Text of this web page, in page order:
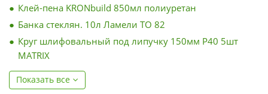
Клей-пена KRONbuild 850мл полиуретан
Банка стеклян. 10л Ламели ТО 82
Круг шлифовальный под липучку 150мм Р40 5шт
MATRIX
Показать все